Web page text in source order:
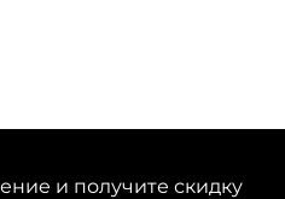
и получите скидку